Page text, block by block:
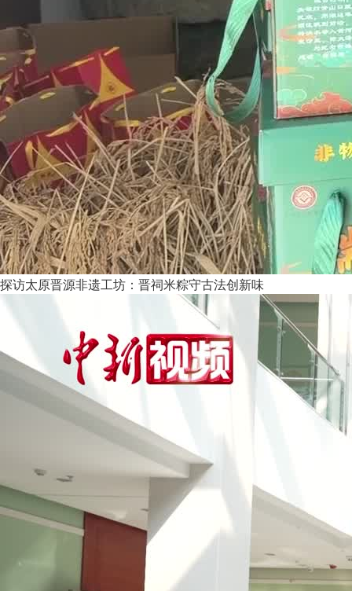
探访太原晋源非遗工坊：晋祠米粽守古法创新味